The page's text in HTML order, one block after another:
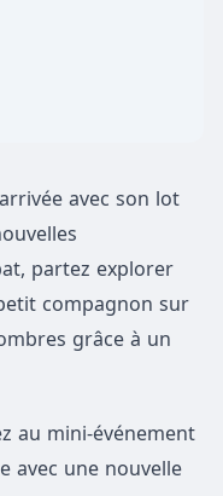
avec son lot
partez explorer
compagnon sur
grâce à un
au mini-événement
avec une nouvelle